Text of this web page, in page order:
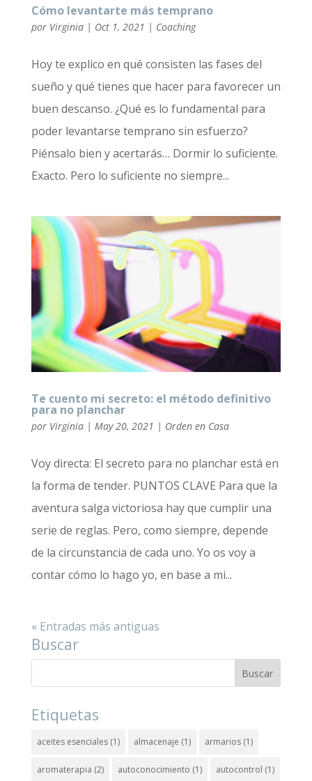
Cómo levantarte más temprano
por Virginia| Oct 1, 2021 | Coaching
Hoy te explico en qué consisten las fases del
sueño y qué tienes que hacer para favorecer un
buen descanso. ¿Qué es lo fundamental para
poder levantarse temprano sin esfuerzo?
Piénsalo bien y acertarás… Dormir lo suficiente.
Exacto. Pero lo suficiente no siempre...
Te cuento mi secreto: el método definitivo
para no planchar
por Virginia| May 20, 2021 | Orden en Casa
Voy directa: El secreto para no planchar está en
la forma de tender. PUNTOS CLAVE Para que la
aventura salga victoriosa hay que cumplir una
serie de reglas. Pero, como siempre, depende
de la circunstancia de cada uno. Yo os voy a
contar cómo lo hago yo, en base a mi...
« Entradas más antiguas
Buscar
Etiquetas
aceites esenciales(1) almacenaje (1) armarios(1)
aromaterapia (2) autoconocimiento (1) autocontrol (1)